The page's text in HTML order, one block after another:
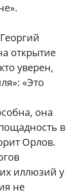
открытие
уверен,
«Это
она
в
Орлов.
иллюзий у
не